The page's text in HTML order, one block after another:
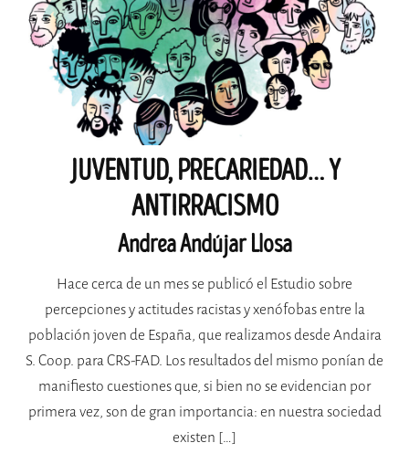
JUVENTUD, PRECARIEDAD… Y
ANTIRRACISMO
Andrea Andújar Llosa
Hace cerca de un mes se publicó el Estudio sobre
percepciones y actitudes racistas y xenófobas entre la
población joven de España, que realizamos desde Andaira
S. Coop. para CRS-FAD. Los resultados del mismo ponían de
manifiesto cuestiones que, si bien no se evidencian por
primera vez, son de gran importancia: en nuestra sociedad
existen […]